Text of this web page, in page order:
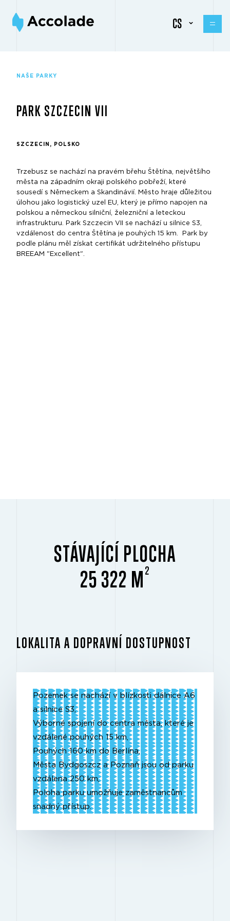
CS
NAŠE PARKY
PARK SZCZECIN VII
SZCZECIN, POLSKO
Trzebusz se nachází na pravém břehu Štětína, největšího
města na západním okraji polského pobřeží, které
sousedí s Německem a Skandinávií. Město hraje důležitou
úlohou jako logistický uzel EU, který je přímo napojen na
polskou a německou silniční, železniční a leteckou
infrastrukturu. Park Szczecin VII se nachází u silnice S3,
vzdálenost do centra Štětína je pouhých 15 km. Park by
podle plánu měl získat certifikát udržitelného přístupu
BREEAM "Excellent".
STÁVAJÍCÍ PLOCHA
25 322 M 2
LOKALITA A DOPRAVNÍ DOSTUPNOST
Pozemek se nachází v blízkosti dálnice A6
a silnice S3,
Výborné spojení do centra města, které je
vzdálené pouhých 15 km,
Pouhých 160 km do Berlína,
Města Bydgoszcz a Poznaň jsou od parku
vzdálena 250 km,
Poloha parku umožňuje zaměstnancům
snadný přístup.